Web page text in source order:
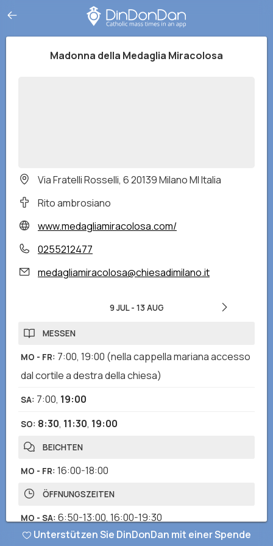
Madonna della Medaglia Miracolosa
Via Fratelli Rosselli, 6 20139 Milano MI Italia
Rito ambrosiano
www.medagliamiracolosa.com/
0255212477
medagliamiracolosa@chiesadimilano.it
9 JUL- 13 AUG
MESSEN
MO - FR: 7:00, 19:00 (nella cappella mariana accesso
dal cortile a destra della chiesa)
SA: 7:00, 19:00
SO: 8:30, 11:30, 19:00
BEICHTEN
MO - FR: 16:00-18:00
ÖFFNUNGSZEITEN
MO - SA: 6:50-13:00, 16:00-19:30
SO 8:00-12:45,16:00-20:00
Unterstützen Sie DinDonDan mit einer Spende